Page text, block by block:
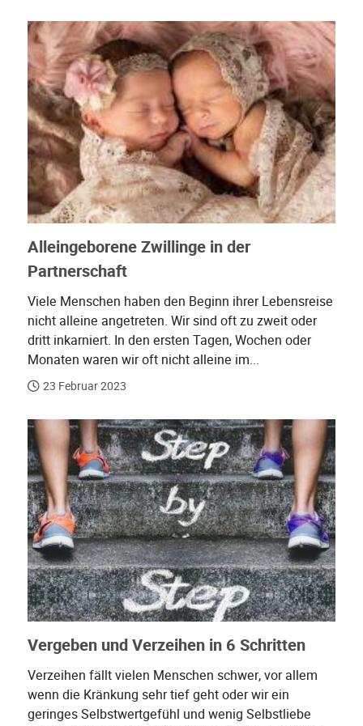
Alleingeborene Zwillinge in der
Partnerschaft
Viele Menschen haben den Beginn ihrer Lebensreise
nicht alleine angetreten. Wir sind oft zu zweit oder
dritt inkarniert. In den ersten Tagen, Wochen oder
Monaten waren wir oft nicht alleine im...
23 Februar 2023
Vergeben und Verzeihen in 6 Schritten
Verzeihen fällt vielen Menschen schwer, vor allem
wenn die Kränkung sehr tief geht oder wir ein
geringes Selbstwertgefühl und wenig Selbstliebe